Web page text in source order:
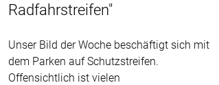
Radfahrstreifen"
Unser Bild der Woche beschäftigt sich mit
dem Parken auf Schutzstreifen.
Offensichtlich ist vielen